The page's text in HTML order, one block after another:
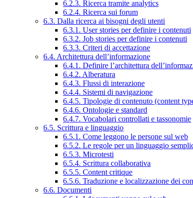
6.2.3. Ricerca tramite analytics
6.2.4. Ricerca sui forum
6.3. Dalla ricerca ai bisogni degli utenti
6.3.1. User stories per definire i contenuti
6.3.2. Job stories per definire i contenuti
6.3.3. Criteri di accettazione
6.4. Architettura dell’informazione
6.4.1. Definire l’architettura
6.4.2. Alberatura
6.4.3. Flussi di interazione
6.4.4. Sistemi di navigazione
6.4.5. Tipologie di contenuto (content
6.4.6. Ontologie e standard
6.4.7. Vocabolari controllati e tassonomie
6.5. Scrittura e linguaggio
6.5.1. Come leggono le persone sul web
6.5.2. Le regole per un linguaggio
6.5.3. Microtesti
6.5.4. Scrittura collaborativa
6.5.5. Content critique
6.5.6. Traduzione e localizzazione dei
6.6. Documenti